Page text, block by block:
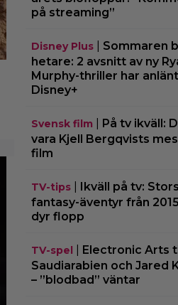
på streaming”
Disney Plus| Sommaren
hetare: 2 avsnitt av ny
Murphy-thriller har
Disney+
Svensk film
På tv ikväll:
vara Kjell Bergqvists
film
TV-tips| Ikväll på tv:
fantasy-äventyr från
dyr flopp
TV-spel
Electronic Arts
Saudiarabien och Jared
– ”blodbad” väntar